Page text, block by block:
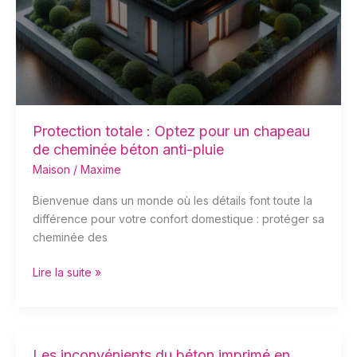
Protection totale : Optez pour un chapeau
de cheminée béton anti-pluie
Maison / Maxime
Bienvenue dans un monde où les détails font toute la
différence pour votre confort domestique : protéger sa
cheminée des
un
chapeau
de
cheminée
béton
pluie
Lire la suite »
Les